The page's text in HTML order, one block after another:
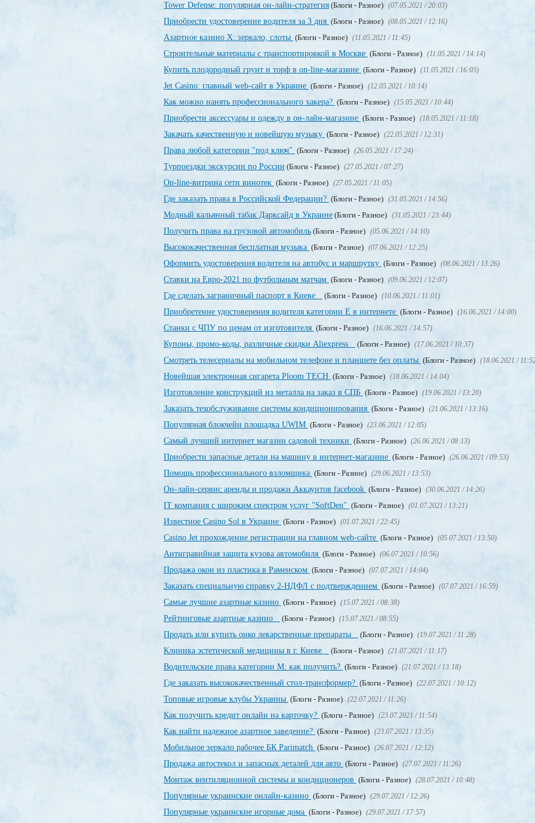
Tower Defense: популярная он-лайн-стратегия (Блоги - Разное) (07.05.2021 / 20:03)
Приобрести удостоверение водителя за 3 дня (Блоги - Разное) (08.05.2021 / 12:16)
Азартное казино X: зеркало, слоты (Блоги - Разное) (11.05.2021 / 11:45)
Строительные материалы с транспортировкой в Москве (Блоги - Разное) (11.05.2021 / 14:14)
Купить плодородный грунт и торф в on-line-магазине (Блоги - Разное) (11.05.2021 / 16:03)
Jet Сasino: главный web-сайт в Украине (Блоги - Разное) (12.05.2021 / 10:14)
Как можно нанять профессионального хакера? (Блоги - Разное) (15.05.2021 / 10:44)
Приобрести аксессуары и одежду в он-лайн-магазине (Блоги - Разное) (18.05.2021 / 11:18)
Закачать качественную и новейшую музыку (Блоги - Разное) (22.05.2021 / 12:31)
Права любой категории "под ключ" (Блоги - Разное) (26.05.2021 / 17:24)
Турпоездки экскурсии по России (Блоги - Разное) (27.05.2021 / 07:27)
On-line-витрина сети винотек (Блоги - Разное) (27.05.2021 / 11:05)
Где заказать права в Российской Федерации? (Блоги - Разное) (31.05.2021 / 14:56)
Модный кальянный табак Дарксайд в Украине (Блоги - Разное) (31.05.2021 / 23:44)
Получить права на грузовой автомобиль (Блоги - Разное) (05.06.2021 / 14:10)
Высококачественная бесплатная музыка (Блоги - Разное) (07.06.2021 / 12:25)
Оформить удостоверения водителя на автобус и маршрутку (Блоги - Разное) (08.06.2021 / 13:26)
Ставки на Евро-2021 по футбольным матчам (Блоги - Разное) (09.06.2021 / 12:07)
Где сделать заграничный паспорт в Киеве (Блоги - Разное) (10.06.2021 / 11:01)
Приобретение удостоверения водителя категории Е в интернете (Блоги - Разное) (16.06.2021 / 14:00)
Станки с ЧПУ по ценам от изготовителя (Блоги - Разное) (16.06.2021 / 14:57)
Купоны, промо-коды, различные скидки Aliexpress (Блоги - Разное) (17.06.2021 / 10:37)
Смотреть телесериалы на мобильном телефоне и планшете без оплаты (Блоги - Разное) (18.06.2021 /
Новейшая электронная сигарета Ploom TECH (Блоги - Разное) (18.06.2021 / 14:04)
Изготовление конструкций из металла на заказ в СПБ (Блоги - Разное) (19.06.2021 / 13:20)
Заказать техобслуживание системы кондиционирования (Блоги - Разное) (21.06.2021 / 13:16)
Популярная блокчейн площадка UWIM (Блоги - Разное) (23.06.2021 / 12:05)
Самый лучший интернет магазин садовой техники (Блоги - Разное) (26.06.2021 / 08:13)
Приобрести запасные детали на машину в интернет-магазине (Блоги - Разное) (26.06.2021 / 09:53)
Помощь профессионального взломщика (Блоги - Разное) (29.06.2021 / 13:53)
Он-лайн-сервис аренды и продажи Аккаунтов facebook (Блоги - Разное) (30.06.2021 / 14:26)
IT компания с широким спектром услуг "SoftDen" (Блоги - Разное) (01.07.2021 / 13:21)
Известное Casino Sol в Украине (Блоги - Разное) (01.07.2021 / 22:45)
Сasino Jet прохождение регистрации на главном web-сайте (Блоги - Разное) (05.07.2021 / 13:50)
Антигравийная защита кузова автомобиля (Блоги - Разное) (06.07.2021 / 10:56)
Продажа окон из пластика в Раменском (Блоги - Разное) (07.07.2021 / 14:04)
Заказать специальную справку 2-НДФЛ с подтверждением (Блоги - Разное) (07.07.2021 / 16:59)
Самые лучшие азартные казино (Блоги - Разное) (15.07.2021 / 08:38)
Рейтинговые азартные казино (Блоги - Разное) (15.07.2021 / 08:55)
Продать или купить онко лекарственные препараты (Блоги - Разное) (19.07.2021 / 11:28)
Клиника эстетической медицины в г. Киеве (Блоги - Разное) (21.07.2021 / 11:17)
Водительские права категории М: как получить? (Блоги - Разное) (21.07.2021 / 13:18)
Где заказать высококачественный стол-трансформер? (Блоги - Разное) (22.07.2021 / 10:12)
Топовые игровые клубы Украины (Блоги - Разное) (22.07.2021 / 11:26)
Как получить кредит онлайн на карточку? (Блоги - Разное) (23.07.2021 / 11:54)
Как найти надежное азартное заведение? (Блоги - Разное) (23.07.2021 / 13:35)
Мобильное зеркало рабочее БК Parimatch (Блоги - Разное) (26.07.2021 / 12:12)
Продажа автостекол и запасных деталей для авто (Блоги - Разное) (27.07.2021 / 11:26)
Монтаж вентиляционной системы и кондиционеров (Блоги - Разное) (28.07.2021 / 10:48)
Популярные украинские онлайн-казино (Блоги - Разное) (29.07.2021 / 12:26)
Популярные украинские игорные дома (Блоги - Разное) (29.07.2021 / 17:57)